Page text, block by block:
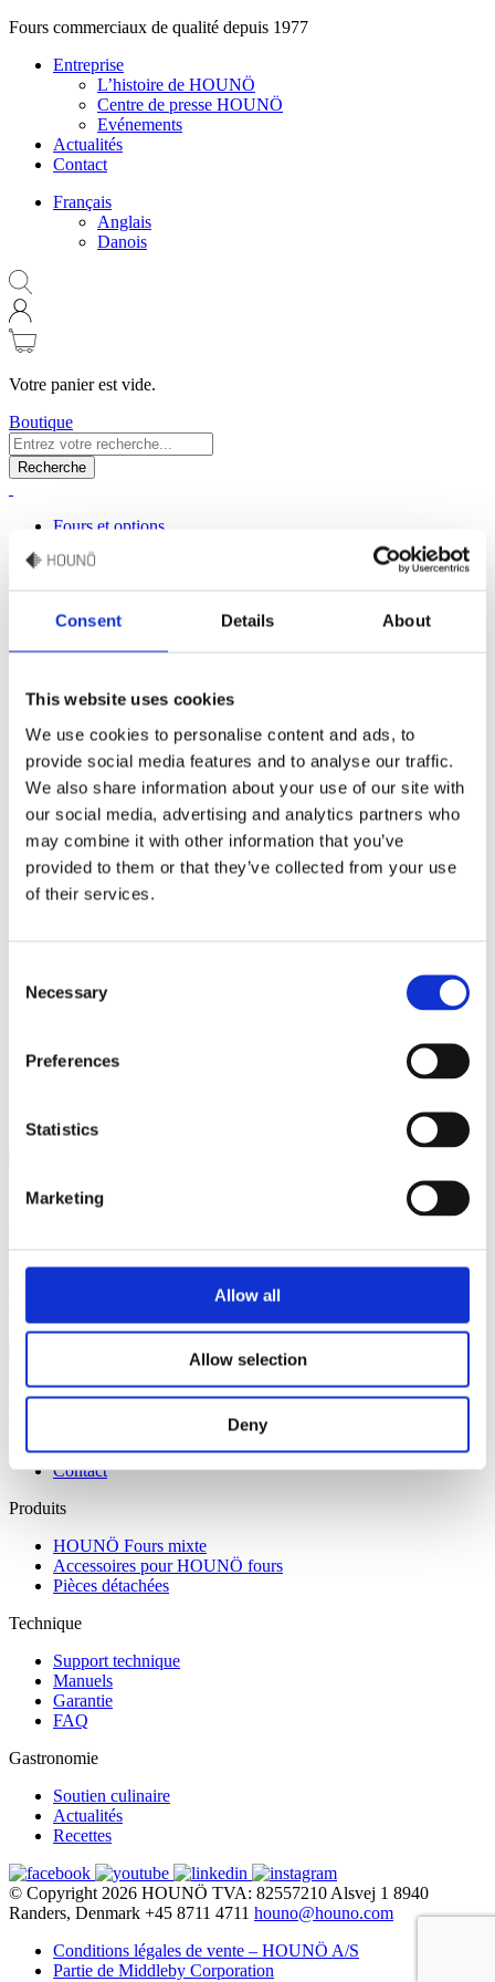
Consent Details About
This website uses cookies
We use cookies to personalise content and ads, to
provide social media features and to analyse our traffic.
We also share information about your use of our site with
our social media, advertising and analytics partners who
may combine it with other information that you’ve
provided to them or that they’ve collected from your use
of their services.
Selection
Necessary
Preferences
Statistics
Marketing
Allow all
Allow selection
Deny
Fours commerciaux de qualité depuis 1977
Entreprise
L’histoire de HOUNÖ
Centre de presse HOUNÖ
Evénements
Actualités
Contact
Français
Anglais
Danois
Votre panier est vide.
Boutique
Recherche
Fours et options
Accessoires pour four
Invoq
Support – Utilisateur final Combi
Soutien culinaire
Concepteurs de cuisine
Recettes
Support technique
Pièces détachées
Garantie
Manuels
FAQ
Evénements
Sign up for our newsletter. Be the first one to get the latest updated
about our products, services, cooking tips & tricks, industrial
Evénements
Contact
Produits
HOUNÖ Fours mixte
Accessoires pour HOUNÖ fours
Pièces détachées
Technique
Support technique
Manuels
Garantie
FAQ
Gastronomie
Soutien culinaire
Actualités
Recettes
© Copyright 2026 HOUNÖ TVA: 82557210 Alsvej 1 8940
Randers, Denmark +45 8711 4711 houno@houno.com
Conditions légales de vente – HOUNÖ A/S
Partie de Middleby Corporation